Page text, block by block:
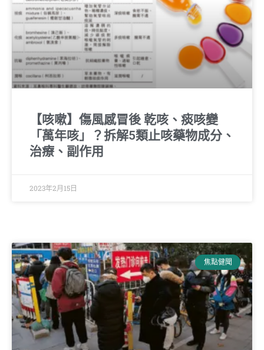
【咳嗽】傷風感冒後 乾咳、痰咳變
「萬年咳」？拆解5類止咳藥物成分、
治療、副作用
2023年2月15日
焦點健聞